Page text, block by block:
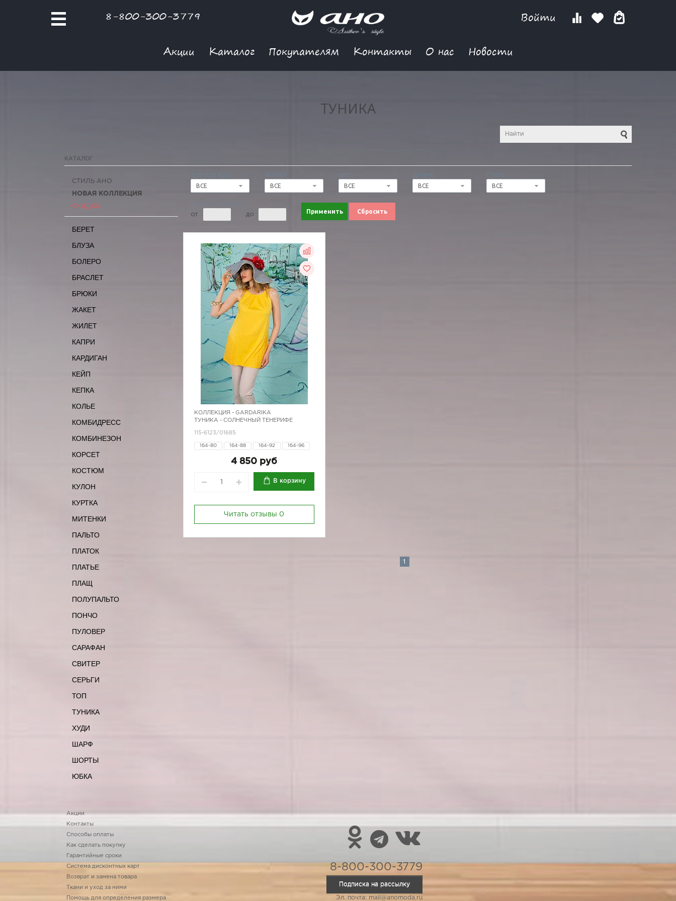
8-800-300-3779 Войти
Акции Каталог Покупателям Контакты О нас Новости
ТУНИКА
КАТАЛОГ
ВСЕ
ВСЕ
ВСЕ
ВСЕ
СТИЛЬ
ВСЕ
ОТ ДО Применить Сбросить
СТИЛЬ АНО
НОВАЯ КОЛЛЕКЦИЯ
СКИДКА
БЕРЕТ
БЛУЗА
БОЛЕРО
БРАСЛЕТ
БРЮКИ
ЖАКЕТ
ЖИЛЕТ
КАПРИ
КАРДИГАН
КЕЙП
КЕПКА
КОЛЬЕ
КОМБИДРЕСС
КОМБИНЕЗОН
КОРСЕТ
КОСТЮМ
КУЛОН
КУРТКА
МИТЕНКИ
ПАЛЬТО
ПЛАТОК
ПЛАТЬЕ
ПЛАЩ
ПОЛУПАЛЬТО
ПОНЧО
ПУЛОВЕР
САРАФАН
СВИТЕР
СЕРЬГИ
ТОП
ТУНИКА
ХУДИ
ШАРФ
ШОРТЫ
ЮБКА
КОЛЛЕКЦИЯ - GARDARIKA
ТУНИКА - СОЛНЕЧНЫЙ ТЕНЕРИФЕ
115-6123/01685
164-80 164-88 164-92 164-96
4 850 руб
В корзину
Читать отзывы 0
1
Акции
Контакты
Способы оплаты
Как сделать покупку
Гарантийные сроки
Система дисконтных карт
Возврат и замена товара
Ткани и уход за ними
Помощь для определения размера
8-800-300-3779
Подписка на рассылку
Эл. почта: mail@anomoda.ru